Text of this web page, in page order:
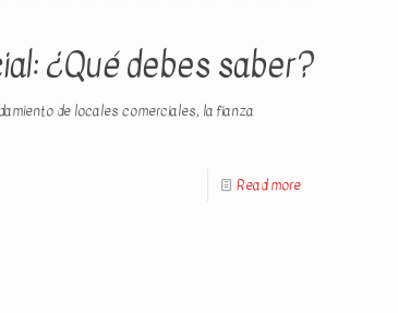
¿Qué debes saber?
de locales comerciales, la fianza
Read more